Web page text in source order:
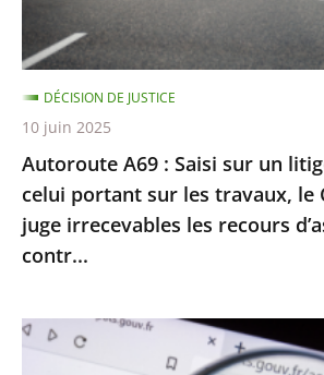
de
celui
portant
sur
les
travaux,
le
Conseil
juge
irrecevables
Autoroute A69 : Saisi sur un
celui portant sur les travaux, le
juge irrecevables les recours
contr...
DÉCISION DE JUSTICE
10 juin 2025
Impôt